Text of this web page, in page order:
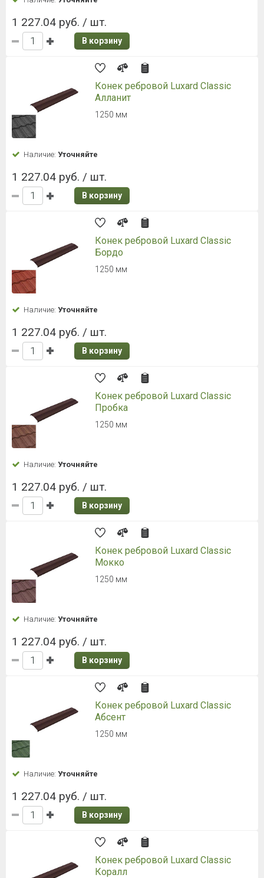
1 227.04 руб. / шт.
В корзину
Конек ребровой Luxard Classic
Алланит
1250 мм
Наличие: Уточняйте
1 227.04 руб. / шт.
В корзину
Конек ребровой Luxard Classic
Бордо
1250 мм
Наличие: Уточняйте
1 227.04 руб. / шт.
В корзину
Конек ребровой Luxard Classic
Пробка
1250 мм
Наличие: Уточняйте
1 227.04 руб. / шт.
В корзину
Конек ребровой Luxard Classic
Мокко
1250 мм
Наличие: Уточняйте
1 227.04 руб. / шт.
В корзину
Конек ребровой Luxard Classic
Абсент
1250 мм
Наличие: Уточняйте
1 227.04 руб. / шт.
В корзину
Конек ребровой Luxard Classic
Коралл